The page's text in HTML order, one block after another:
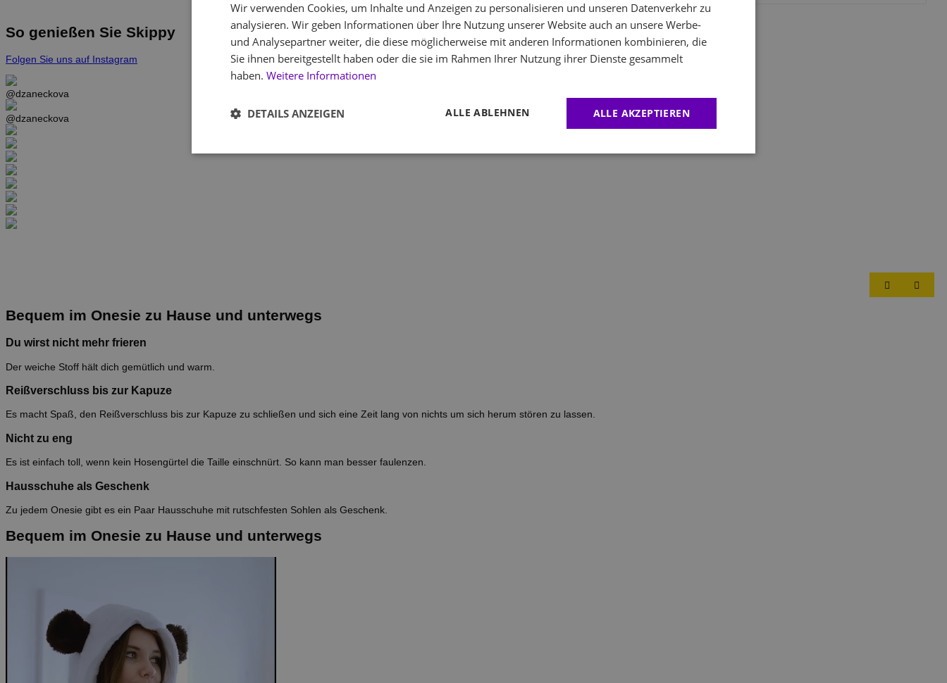
Onesies
So genießen Sie Skippy
Folgen Sie uns auf Instagram
@dzaneckova
@dzaneckova
Bequem im Onesie zu Hause und unterwegs
Du wirst nicht mehr frieren
Der weiche Stoff hält dich gemütlich und warm.
Reißverschluss bis zur Kapuze
Es macht Spaß, den Reißverschluss bis zur Kapuze zu schließen und sich eine Zeit lang von nichts um sich herum stören zu lassen.
Nicht zu eng
Es ist einfach toll, wenn kein Hosengürtel die Taille einschnürt. So kann man besser faulenzen.
Hausschuhe als Geschenk
Zu jedem Onesie gibt es ein Paar Hausschuhe mit rutschfesten Sohlen als Geschenk.
Bequem im Onesie zu Hause und unterwegs
Wir verwenden Cookies, um Inhalte und Anzeigen zu personalisieren und unseren Datenverkehr zu
analysieren. Wir geben Informationen über Ihre Nutzung unserer Website auch an unsere Werbe-
und Analysepartner weiter, die diese möglicherweise mit anderen Informationen kombinieren, die
Sie ihnen bereitgestellt haben oder die sie im Rahmen Ihrer Nutzung ihrer Dienste gesammelt
haben. Weitere Informationen
ALLE AKZEPTIEREN
ALLE ABLEHNEN
DETAILS ANZEIGEN